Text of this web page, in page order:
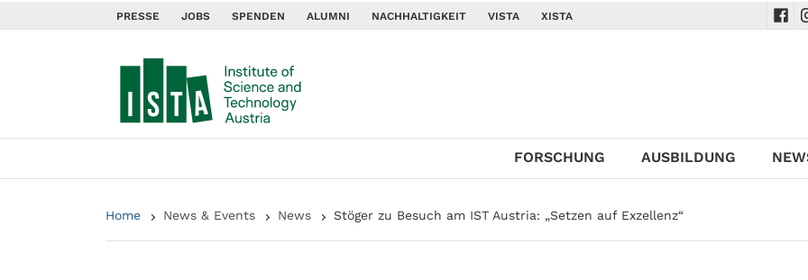
PRESSE JOBS SPENDEN ALUMNI NACHHALTIGKEIT VISTA XISTA
FORSCHUNG AUSBILDUNG
Home News & Events News Stöger zu Besuch am IST Austria: „Setzen auf Exzellenz“